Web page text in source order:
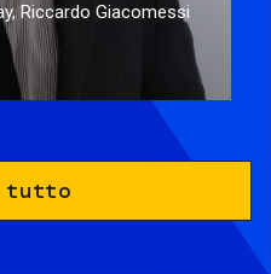
Riccardo Giacomessi
tutto